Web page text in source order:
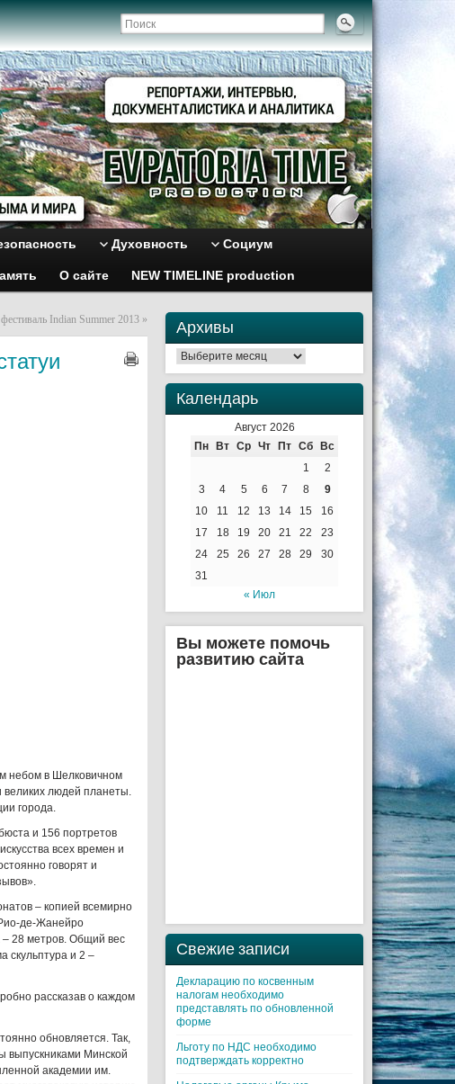
Духовность Социум
О сайте NEW TIMELINE production
Indian Summer 2013 »
небом в Шелковичном
великих людей планеты.
города.
и 156 портретов
всех времен и
говорят и
– копией всемирно
де-Жанейро
– 28 метров. Общий вес
скульптура и 2 –
рассказав о каждом
обновляется. Так,
выпускниками Минской
академии им.
Архивы
Архивы
Календарь
Август 2026
Пн
Вт Ср Чт Пт Сб
Вс
1
2
3
4 5 6 7 8
9
10
11 12 13 14 15
16
17
18 19 20 21 22
23
24
25 26 27 28 29
30
31
« Июл
Вы можете помочь
развитию сайта
Свежие записи
Декларацию по косвенным
налогам необходимо
представлять по обновленной
форме
Льготу по НДС необходимо
подтверждать корректно